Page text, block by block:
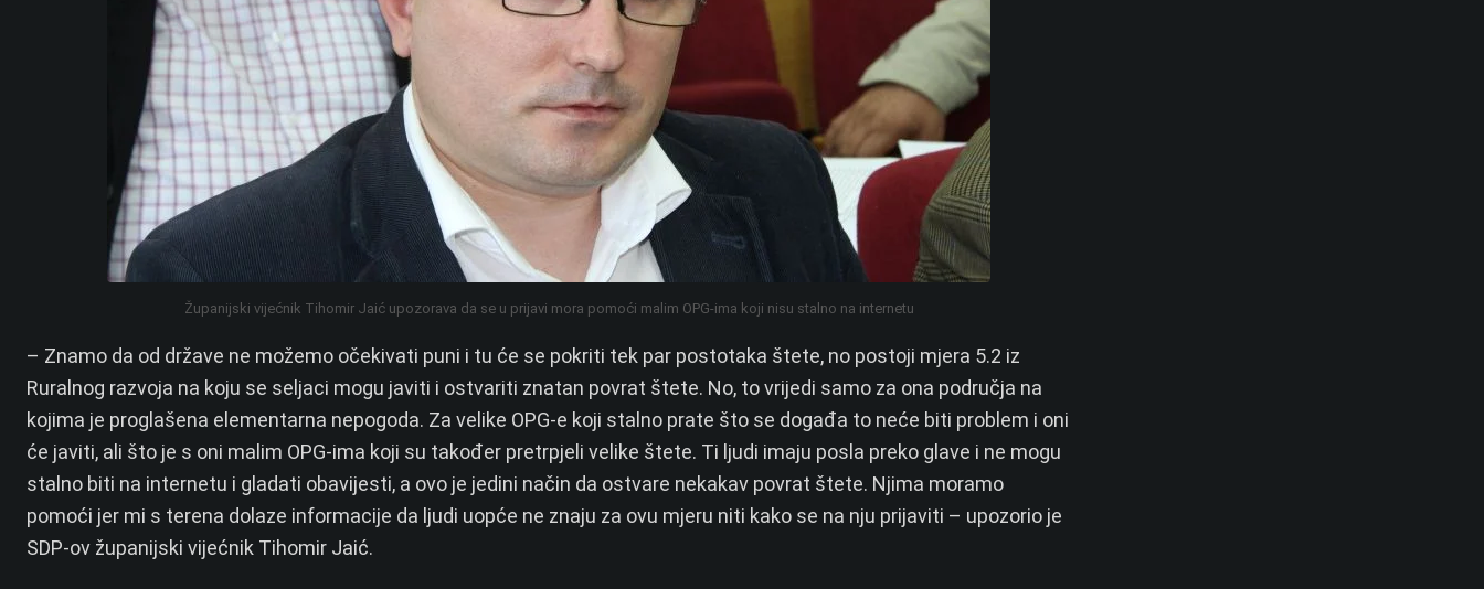
Županijski vijećnik Tihomir Jaić upozorava da se u prijavi mora pomoći malim OPG-ima koji nisu stalno na internetu
– Znamo da od države ne možemo očekivati puni i tu će se pokriti tek par postotaka štete, no postoji mjera 5.2 iz
Ruralnog razvoja na koju se seljaci mogu javiti i ostvariti znatan povrat štete. No, to vrijedi samo za ona područja na
kojima je proglašena elementarna nepogoda. Za velike OPG-e koji stalno prate što se događa to neće biti problem i oni
će javiti, ali što je s oni malim OPG-ima koji su također pretrpjeli velike štete. Ti ljudi imaju posla preko glave i ne mogu
stalno biti na internetu i gladati obavijesti, a ovo je jedini način da ostvare nekakav povrat štete. Njima moramo
pomoći jer mi s terena dolaze informacije da ljudi uopće ne znaju za ovu mjeru niti kako se na nju prijaviti – upozorio je
SDP-ov županijski vijećnik Tihomir Jaić.